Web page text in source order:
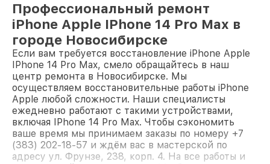
Профессиональный ремонт
iPhone Apple IPhone 14 Pro Max в
городе Новосибирске
Если вам требуется восстановление iPhone Apple
IPhone 14 Pro Max, смело обращайтесь в наш
центр ремонта в Новосибирске. Мы
осуществляем восстановительные работы iPhone
Apple любой сложности. Наши специалисты
ежедневно работают с такими устройствами,
включая IPhone 14 Pro Max. Чтобы сэкономить
ваше время мы принимаем заказы по номеру +7
(383) 202-18-57 и ждём вас в мастерской по
адресу ул. Фрунзе, 238, корп. 4. На все работы и